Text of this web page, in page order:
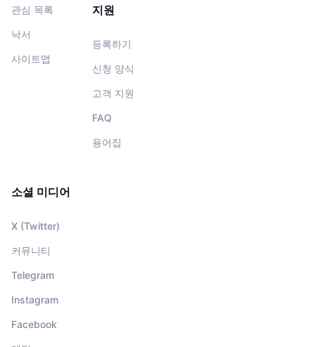
관심 목록
낙서
사이트맵
지원
등록하기
신청 양식
고객 지원
FAQ
용어집
소셜 미디어
X (Twitter)
커뮤니티
Telegram
Instagram
Facebook